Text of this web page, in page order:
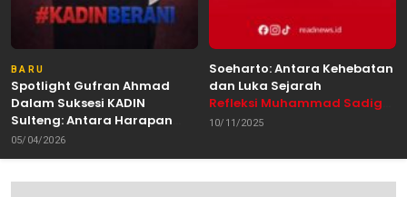
BARU
Spotlight Gufran Ahmad
Dalam Suksesi KADIN
Sulteng: Antara Harapan
dan Kebutuhan Perubahan
Oleh: Anshar Munir
05/04/2026
Soeharto: Antara Kehebatan
dan Luka Sejarah
Refleksi Muhammad Sadig
Alhabsyie, Akademisi UIN
Pemerhati Gerakan
10/11/2025